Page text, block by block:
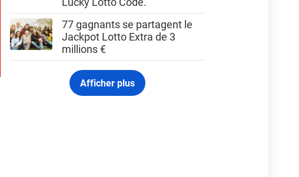
77 gagnants se partagent le
Jackpot Lotto Extra de 3
millions €
Afficher plus